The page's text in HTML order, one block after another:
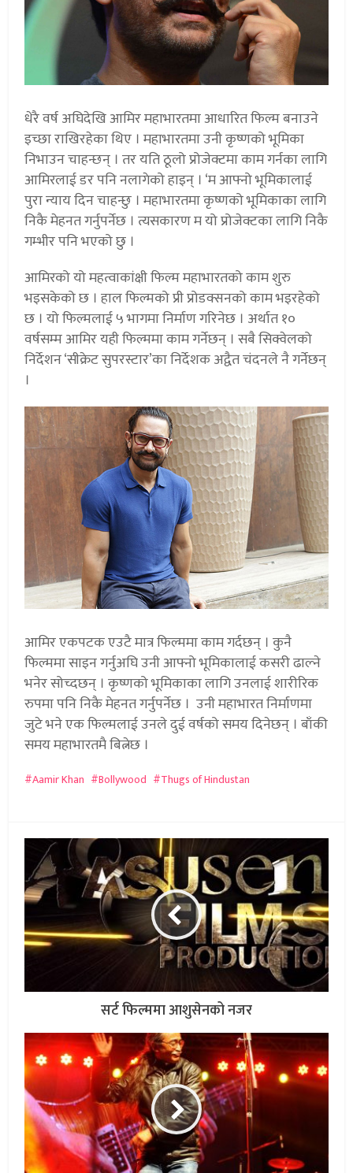
धेरै वर्ष अघिदेखि आमिर महाभारतमा आधारित फिल्म बनाउने
इच्छा राखिरहेका थिए । महाभारतमा उनी कृष्णको भूमिका
निभाउन चाहन्छन् । तर यति ठूलो प्रोजेक्टमा काम गर्नका लागि
आमिरलाई डर पनि नलागेको हाइन् । ‘म आफ्नो भूमिकालाई
पुरा न्याय दिन चाहन्छु । महाभारतमा कृष्णको भूमिकाका लागि
निकै मेहनत गर्नुपर्नेछ । त्यसकारण म यो प्रोजेक्टका लागि निकै
गम्भीर पनि भएको छु ।
आमिरको यो महत्वाकांक्षी फिल्म महाभारतको काम शुरु
भइसकेको छ । हाल फिल्मको प्री प्रोडक्सनको काम भइरहेको
छ । यो फिल्मलाई ५ भागमा निर्माण गरिनेछ । अर्थात १०
वर्षसम्म आमिर यही फिल्ममा काम गर्नेछन् । सबै सिक्वेलको
निर्देशन ‘सीक्रेट सुपरस्टार’का निर्देशक अद्वैत चंदनले नै गर्नेछन्
।
आमिर एकपटक एउटै मात्र फिल्ममा काम गर्दछन् । कुनै
फिल्ममा साइन गर्नुअघि उनी आफ्नो भूमिकालाई कसरी ढाल्ने
भनेर सोच्दछन् । कृष्णको भूमिकाका लागि उनलाई शारीरिक
रुपमा पनि निकै मेहनत गर्नुपर्नेछ । उनी महाभारत निर्माणमा
जुटे भने एक फिल्मलाई उनले दुई वर्षको समय दिनेछन् । बाँकी
समय महाभारतमै बित्नेछ ।
Aamir Khan Bollywood Thugs of Hindustan
सर्ट फिल्ममा आशुसेनको नजर